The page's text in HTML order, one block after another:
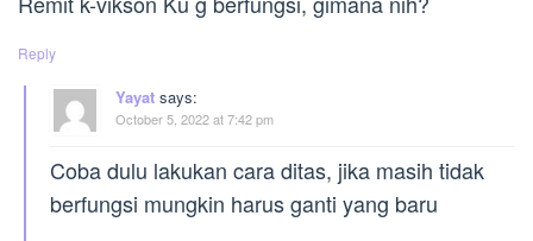
Reply
Yayat says:
October 5, 2022 at 7:42 pm
Coba dulu lakukan cara ditas, jika masih tidak
berfungsi mungkin harus ganti yang baru